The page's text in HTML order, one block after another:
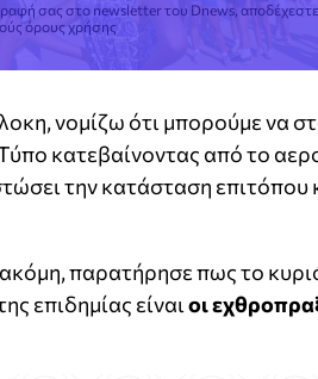
σας στο newsletter του Dnews, αποδέχεστε
όρους χρήσης
νομίζω ότι μπορούμε να
κατεβαίνοντας από το
την κατάσταση επιτόπου
παρατήρησε πως το
επιδημίας είναιοι